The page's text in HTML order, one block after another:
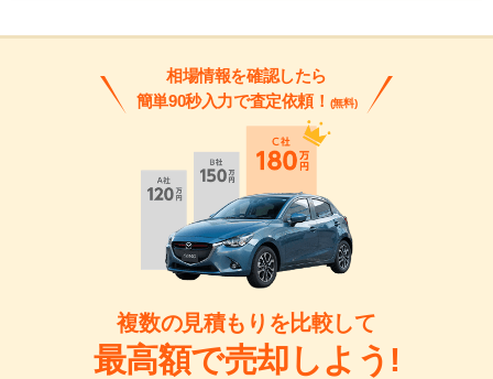
相場情報を確認したら
簡単90秒入力で査定依頼！ (無料)
複数の見積もりを比較して
最高額で売却しよう!